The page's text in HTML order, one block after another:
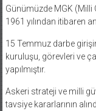
Günümüzde MGK (Milli
1961 yılından itibaren
15 Temmuz darbe
kuruluşu, görevleri ve
yapılmıştır.
Askeri strateji ve milli
tavsiye kararlarının